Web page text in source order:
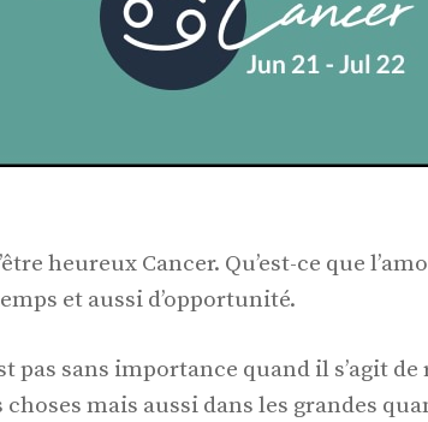
heureux Cancer. Qu’est-ce que
et aussi d’opportunité.
pas sans importance quand il s’agit
choses mais aussi dans les grandes